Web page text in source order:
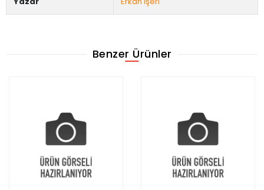
Benzer Ürünler